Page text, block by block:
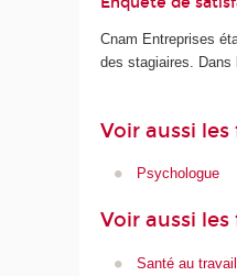
Cnam Entreprises
des stagiaires. Dans
Voir aussi
Psychologue
Voir aussi
Santé au travail